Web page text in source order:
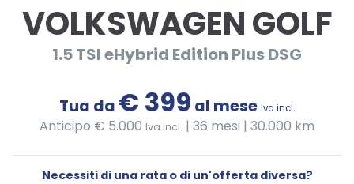
VOLKSWAGEN GOLF
1.5 TSI eHybrid Edition Plus DSG
Tua da € 399 al mese Iva incl.
Anticipo € 5.000 Iva incl. | 36 mesi | 30.000 km
Necessiti di una rata o di un'offerta diversa?